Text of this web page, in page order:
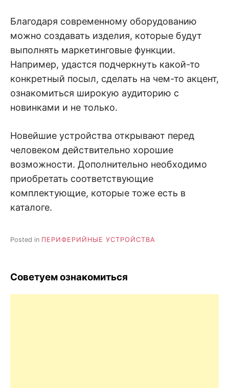
Благодаря современному оборудованию
можно создавать изделия, которые будут
выполнять маркетинговые функции.
Например, удастся подчеркнуть какой-то
конкретный посыл, сделать на чем-то акцент,
ознакомиться широкую аудиторию с
новинками и не только.
Новейшие устройства открывают перед
человеком действительно хорошие
возможности. Дополнительно необходимо
приобретать соответствующие
комплектующие, которые тоже есть в
каталоге.
Posted in ПЕРИФЕРИЙНЫЕ УСТРОЙСТВА
Советуем ознакомиться